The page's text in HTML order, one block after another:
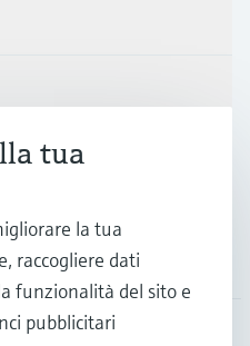
tua
la tua
raccogliere dati
funzionalità del sito e
pubblicitari